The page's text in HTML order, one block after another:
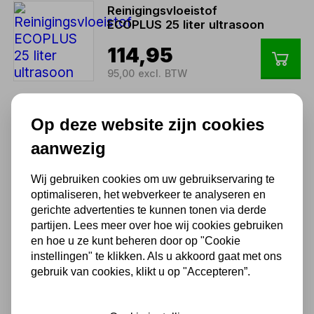
Reinigingsvloeistof
ECOPLUS 25 liter ultrasoon
114,95
95,00 excl. BTW
Reinigingsvloeistof
372,68
308,00 excl. BTW
Ultrasoonreiniger 60L
1.687,95
Op deze website zijn cookies
aanwezig
Wij gebruiken cookies om uw gebruikservaring te
optimaliseren, het webverkeer te analyseren en
gerichte advertenties te kunnen tonen via derde
partijen. Lees meer over hoe wij cookies gebruiken
en hoe u ze kunt beheren door op "Cookie
instellingen" te klikken. Als u akkoord gaat met ons
gebruik van cookies, klikt u op "Accepteren”.